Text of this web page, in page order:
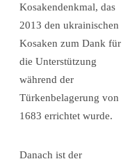
Kosakendenkmal, das
2013 den ukrainischen
Kosaken zum Dank für
die Unterstützung
während der
Türkenbelagerung von
1683 errichtet wurde.
Danach ist der